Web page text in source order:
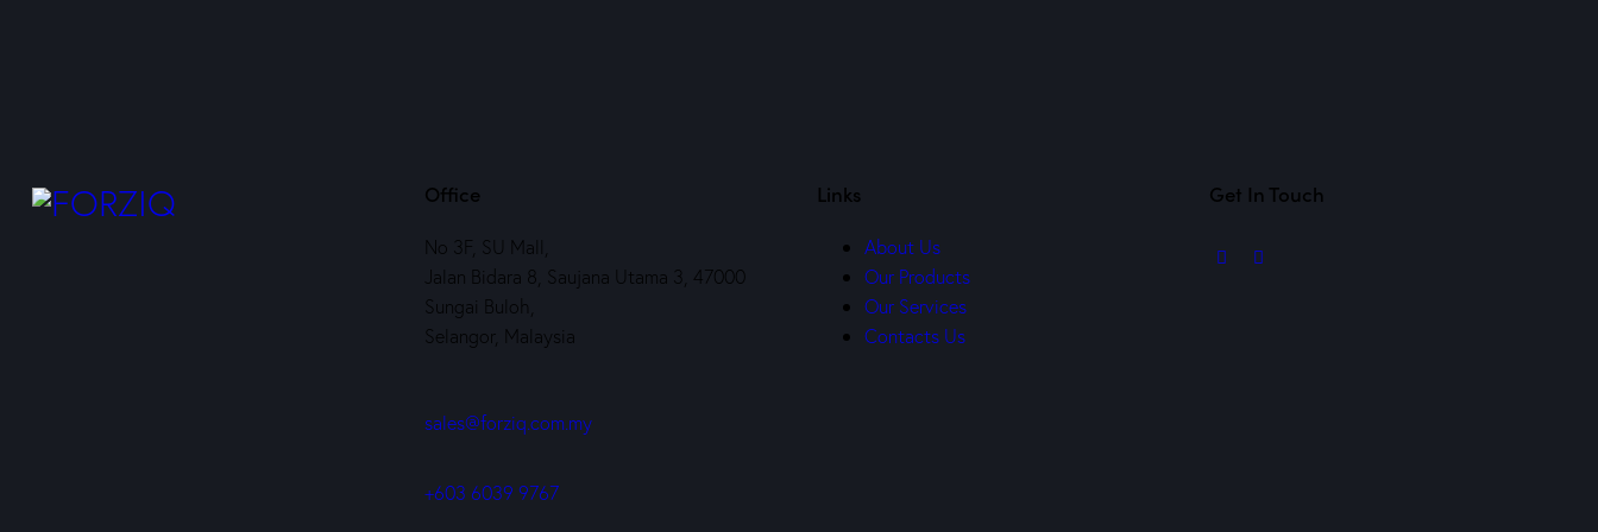
Office
No 3F, SU Mall,
Jalan Bidara 8, Saujana Utama 3, 47000
Sungai Buloh,
Selangor, Malaysia
sales@forziq.com.my
+603 6039 9767
Links
About Us
Our Products
Our Services
Contacts Us
Get In Touch